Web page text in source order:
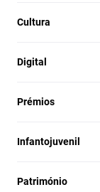
Cultura
Digital
Prémios
Infantojuvenil
Património